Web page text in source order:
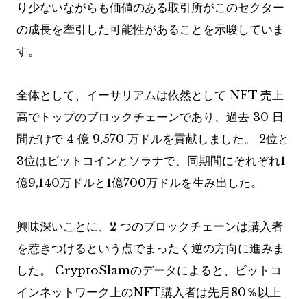
り少ないながらも価値のある取引所がこのセクター
の成長を牽引した可能性があることを示唆していま
す。
全体として、イーサリアムは依然として NFT 売上
高でトップのブロックチェーンであり、過去 30 日
間だけで 4 億 9,570 万ドルを貢献しました。 2位と
3位はビットコインとソラナで、同期間にそれぞれ1
億9,140万ドルと1億700万ドルを生み出した。
興味深いことに、2 つのブロックチェーンは購入者
を惹きつけるという点でまったく逆の方向に進みま
した。 CryptoSlamのデータによると、ビットコ
インネットワーク上のNFT購入者は先月80％以上